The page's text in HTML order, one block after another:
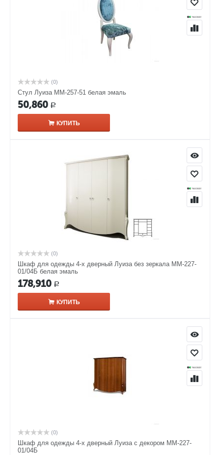
(0)
Стул Луиза ММ-257-51 белая эмаль
50,860 Р
КУПИТЬ
(0)
Шкаф для одежды 4-х дверный Луиза без зеркала ММ-227-
01/04Б белая эмаль
178,910 Р
КУПИТЬ
(0)
Шкаф для одежды 4-х дверный Луиза с декором ММ-227-
01/04Б